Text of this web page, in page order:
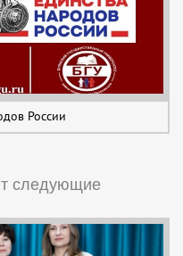
России
следующие